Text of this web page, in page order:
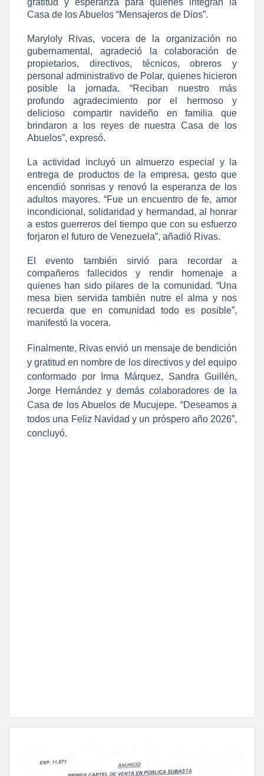
gratitud y esperanza para quienes integran la
Casa de los Abuelos “Mensajeros de Dios”.
Maryloly Rivas, vocera de la organización no
gubernamental, agradeció la colaboración de
propietarios, directivos, técnicos, obreros y
personal administrativo de Polar, quienes hicieron
posible la jornada. “Reciban nuestro más
profundo agradecimiento por el hermoso y
delicioso compartir navideño en familia que
brindaron a los reyes de nuestra Casa de los
Abuelos”, expresó.
La actividad incluyó un almuerzo especial y la
entrega de productos de la empresa, gesto que
encendió sonrisas y renovó la esperanza de los
adultos mayores. “Fue un encuentro de fe, amor
incondicional, solidaridad y hermandad, al honrar
a estos guerreros del tiempo que con su esfuerzo
forjaron el futuro de Venezuela”, añadió Rivas.
El evento también sirvió para recordar a
compañeros fallecidos y rendir homenaje a
quienes han sido pilares de la comunidad. “Una
mesa bien servida también nutre el alma y nos
recuerda que en comunidad todo es posible”,
manifestó la vocera.
Finalmente, Rivas envió un mensaje de bendición
y gratitud en nombre de los directivos y del equipo
conformado por Irma Márquez, Sandra Guillén,
Jorge Hernández y demás colaboradores de la
Casa de los Abuelos de Mucujepe. “Deseamos a
todos una Feliz Navidad y un próspero año 2026”,
concluyó.